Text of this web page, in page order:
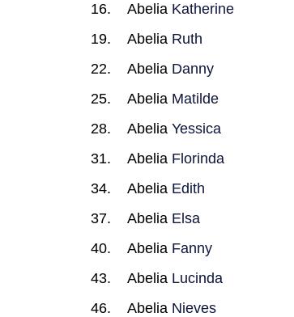
Abelia Katherine
Abelia Ruth
Abelia Danny
Abelia Matilde
Abelia Yessica
Abelia Florinda
Abelia Edith
Abelia Elsa
Abelia Fanny
Abelia Lucinda
Abelia Nieves